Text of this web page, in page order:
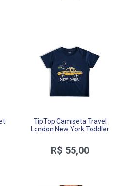
TipTop Camiseta Travel
London New York Toddler
R$ 55,00